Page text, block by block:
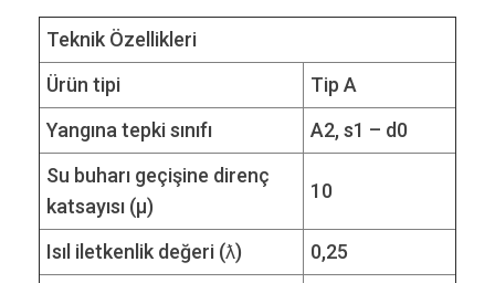
Teknik Özellikleri
Ürün tipi
Tip A
Yangına tepki sınıfı
A2, s1 – d0
Su buharı geçişine direnç
katsayısı (μ)
10
Isıl iletkenlik değeri (ƛ) 0,25